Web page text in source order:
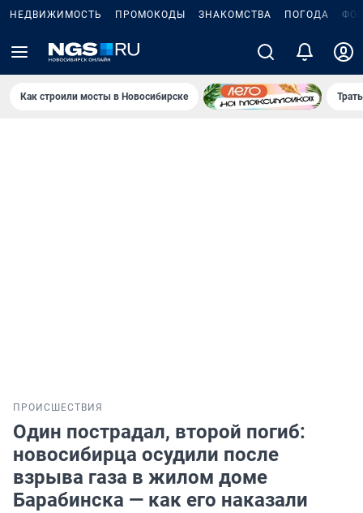
НЕДВИЖИМОСТЬ ПРОМОКОДЫ ЗНАКОМСТВА ПОГОДА
Как строили мосты в Новосибирске
ПРОИСШЕСТВИЯ
Один пострадал, второй погиб:
новосибирца осудили после
взрыва газа в жилом доме
Барабинска — как его наказали